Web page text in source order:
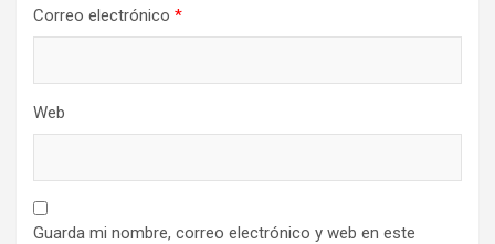
Correo electrónico *
Web
Guarda mi nombre, correo electrónico y web en este